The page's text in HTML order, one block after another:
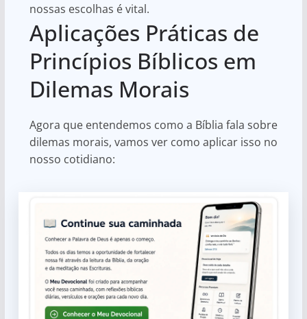
nossas escolhas é vital.
Aplicações Práticas de
Princípios Bíblicos em
Dilemas Morais
Agora que entendemos como a Bíblia fala sobre
dilemas morais, vamos ver como aplicar isso no
nosso cotidiano: